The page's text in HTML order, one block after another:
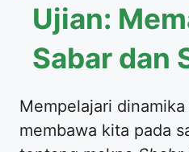
Ujian:
Sabar dan
Mempelajari
membawa kita pada